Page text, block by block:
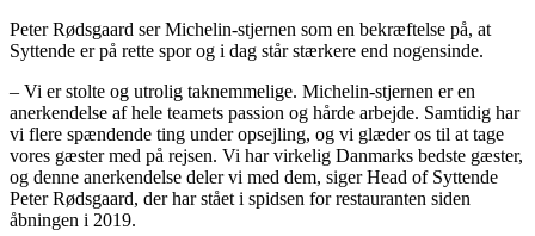
Peter Rødsgaard ser Michelin-stjernen som en bekræftelse på, at
Syttende er på rette spor og i dag står stærkere end nogensinde.
– Vi er stolte og utrolig taknemmelige. Michelin-stjernen er en
anerkendelse af hele teamets passion og hårde arbejde. Samtidig har
vi flere spændende ting under opsejling, og vi glæder os til at tage
vores gæster med på rejsen. Vi har virkelig Danmarks bedste gæster,
og denne anerkendelse deler vi med dem, siger Head of Syttende
Peter Rødsgaard, der har stået i spidsen for restauranten siden
åbningen i 2019.